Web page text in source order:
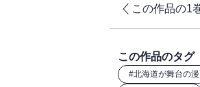
この作品の1
この作品のタグ
#北海道が舞台の